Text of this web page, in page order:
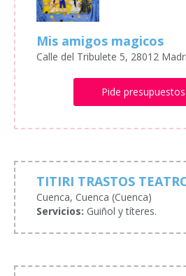
Mis amigos magicos
Calle del Tribulete 5, 28012
Pide
TITIRI TRASTOS
Cuenca, Cuenca (Cuenca)
Servicios: Guiñol y títeres.